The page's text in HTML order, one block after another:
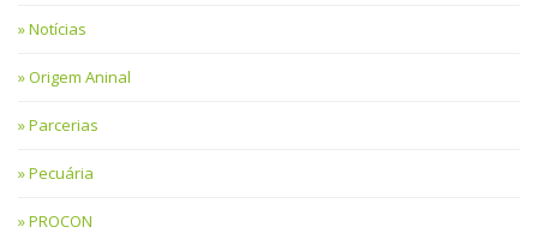
Notícias
Origem Aninal
Parcerias
Pecuária
PROCON